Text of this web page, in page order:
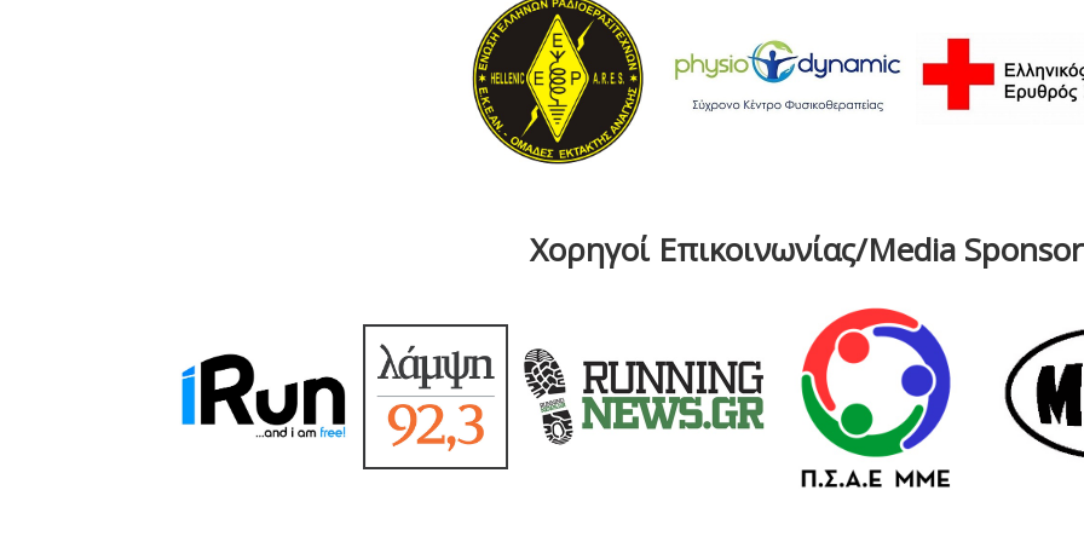
Χορηγοί Επικοινωνίας/Media